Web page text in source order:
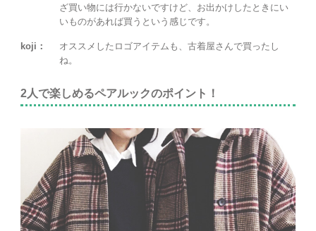
ざ買い物には行かないですけど、お出かけしたときにい
いものがあれば買うという感じです。
koji：
オススメしたロゴアイテムも、古着屋さんで買ったし
ね。
2人で楽しめるペアルックのポイント！